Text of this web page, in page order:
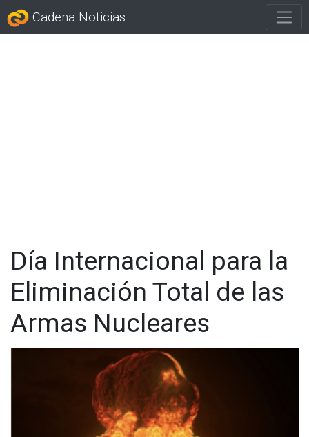
Cadena Noticias
Día Internacional para la
Eliminación Total de las
Armas Nucleares